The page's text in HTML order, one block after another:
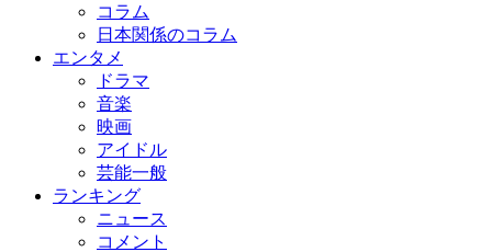
コラム
日本関係のコラム
エンタメ
ドラマ
音楽
映画
アイドル
芸能一般
ランキング
ニュース
コメント